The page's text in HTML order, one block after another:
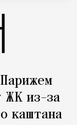
ЖК из-за
каштана